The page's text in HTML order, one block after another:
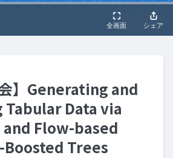
会】Generating and
Data via
Flow-based
Trees